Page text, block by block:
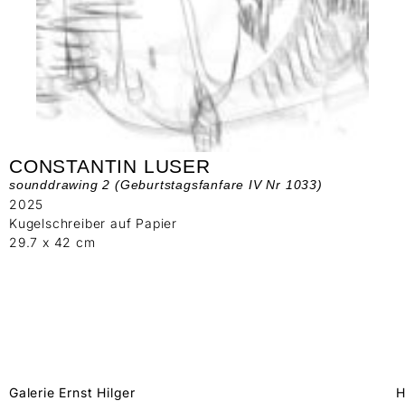
CONSTANTIN LUSER
sounddrawing 2 (Geburtstagsfanfare IV Nr 1033)
2025
Kugelschreiber auf Papier
29.7 x 42 cm
Galerie Ernst Hilger